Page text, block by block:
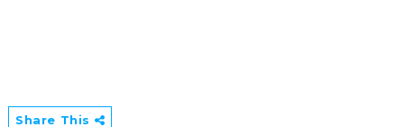
Share This